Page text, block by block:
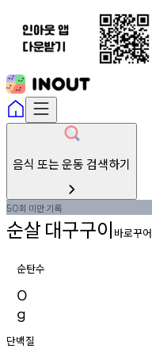
음식 또는 운동 검색하기
50회 미만기록
순살 대구구이 바로꾸어
순탄수
0
g
단백질